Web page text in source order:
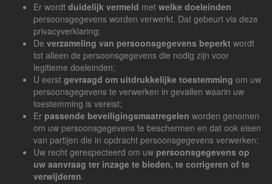
Er wordt duidelijk vermeld met welke doeleinden
persoonsgegevens worden verwerkt. Dat gebeurt via deze
privacyverklaring;
De verzameling van persoonsgegevens beperkt wordt
tot alleen de persoonsgegevens die nodig zijn voor
legitieme doeleinden;
U eerst gevraagd om uitdrukkelijke toestemming om uw
persoonsgegevens te verwerken in gevallen waarin uw
toestemming is vereist;
Er passende beveiligingsmaatregelen worden genomen
om uw persoonsgegevens te beschermen en dat ook eisen
van partijen die in opdracht persoonsgegevens verwerken;
Uw recht gerespecteerd om uw persoonsgegevens op
uw aanvraag ter inzage te bieden, te corrigeren of te
verwijderen.